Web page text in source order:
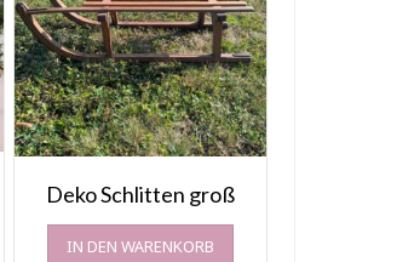
Deko Schlitten groß
IN DEN WARENKORB